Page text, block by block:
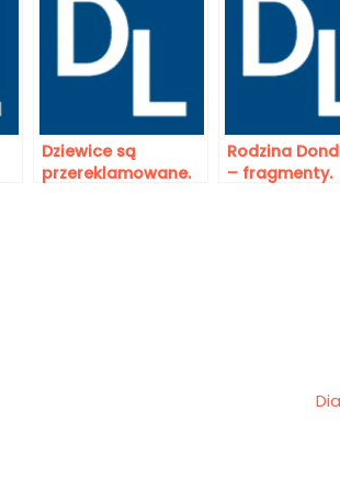
Dziewice są
przereklamowane.
Rodzina
– fragmenty.